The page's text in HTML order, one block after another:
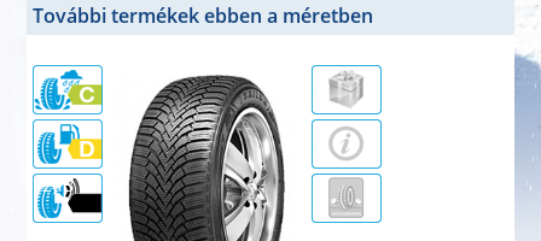
További termékek ebben a méretben
72dB